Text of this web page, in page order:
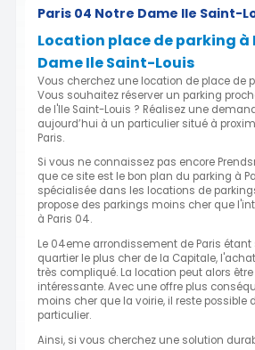
Paris 04 Notre Dame Ile Saint-
Location place de parking à
Dame Ile Saint-Louis
Vous cherchez une location de place de
Vous souhaitez réserver un parking
de l'Ile Saint-Louis ? Réalisez une
aujourd’hui à un particulier situé à
Paris.
Si vous ne connaissez pas encore
que ce site est le bon plan du parking à
spécialisée dans les locations de
propose des parkings moins cher que
à Paris 04.
Le 04eme arrondissement de Paris
quartier le plus cher de la Capitale,
très compliqué. La location peut alors
intéressante. Avec une offre plus
moins cher que la voirie, il reste possible
particulier.
Ainsi, si vous cherchez une solution